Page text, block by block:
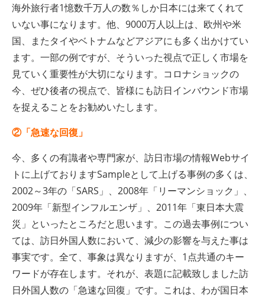
海外旅行者1憶数千万人の数％しか日本には来てくれて
いない事になります。他、9000万人以上は、欧州や米
国、またタイやベトナムなどアジアにも多く出かけてい
ます。一部の例ですが、そういった視点で正しく市場を
見ていく重要性が大切になります。コロナショックの
今、ぜひ後者の視点で、皆様にも訪日インバウンド市場
を捉えることをお勧めいたします。
②「急速な回復」
今、多くの有識者や専門家が、訪日市場の情報Webサイ
トに上げておりますSampleとして上げる事例の多くは、
2002～3年の「SARS」、2008年「リーマンショック」、
2009年「新型インフルエンザ」、2011年「東日本大震
災」といったところだと思います。この過去事例につい
ては、訪日外国人数において、減少の影響を与えた事は
事実です。全て、事象は異なりますが、1点共通のキー
ワードが存在します。それが、表題に記載致しました訪
日外国人数の「急速な回復」です。これは、わが国日本